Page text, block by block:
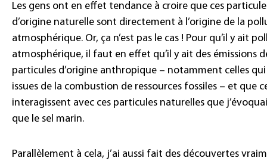
Les gens ont en effet tendance à croire que ces
d’origine naturelle sont directement à l’origine de la
atmosphérique. Or, ça n’est pas le cas ! Pour qu’il y ait
atmosphérique, il faut en effet qu’il y ait des émissions
particules d’origine anthropique – notamment celles
issues de la combustion de ressources fossiles – et que
interagissent avec ces particules naturelles que
que le sel marin.
Parallèlement à cela, j’ai aussi fait des découvertes